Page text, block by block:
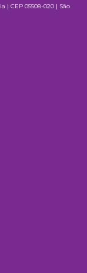
| CEP 05508-020 | São